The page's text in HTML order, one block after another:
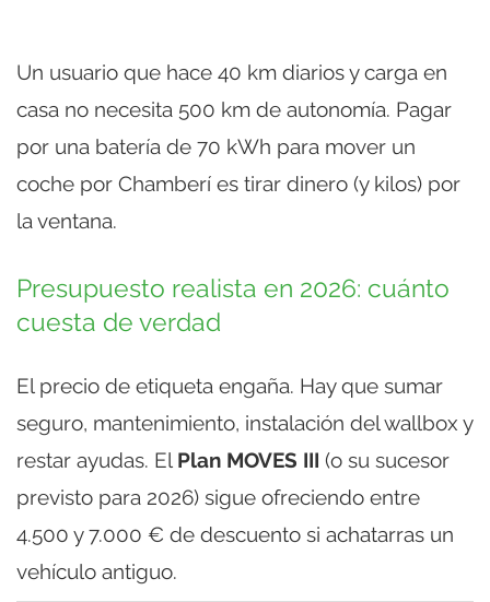
Un usuario que hace 40 km diarios y carga en
casa no necesita 500 km de autonomía. Pagar
por una batería de 70 kWh para mover un
coche por Chamberí es tirar dinero (y kilos) por
la ventana.
Presupuesto realista en 2026: cuánto
cuesta de verdad
El precio de etiqueta engaña. Hay que sumar
seguro, mantenimiento, instalación del wallbox y
restar ayudas. El Plan MOVES III (o su sucesor
previsto para 2026) sigue ofreciendo entre
4.500 y 7.000 € de descuento si achatarras un
vehículo antiguo.